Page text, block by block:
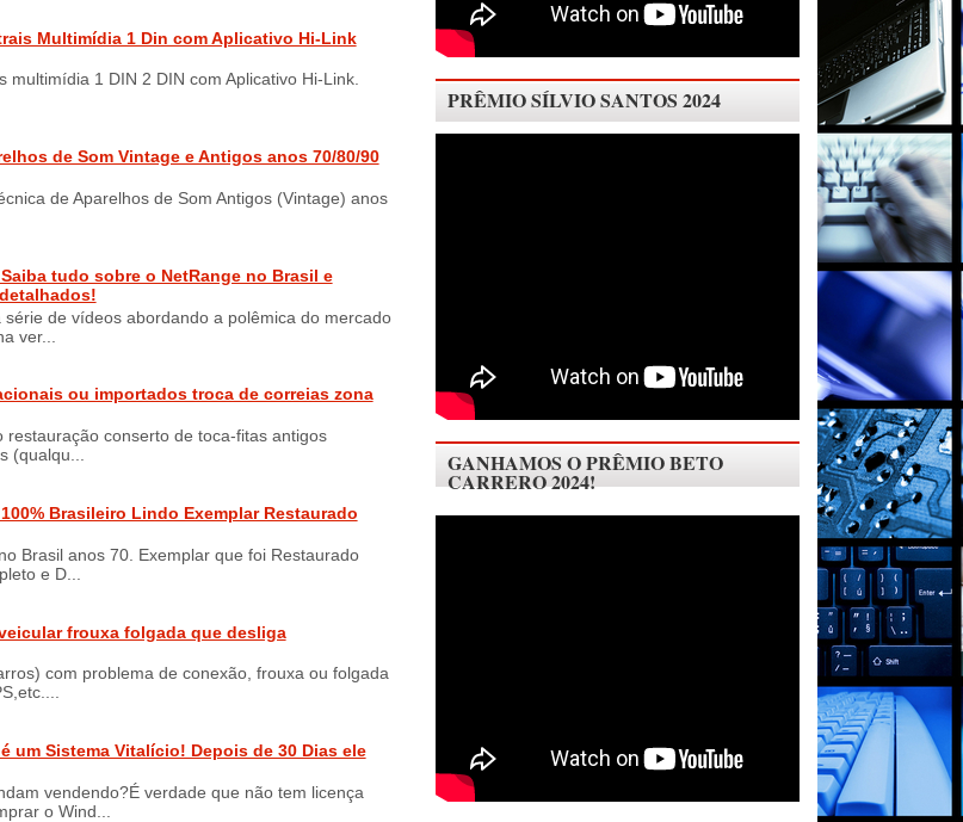
Multimídia 1 Din com Aplicativo Hi-Link
1 DIN 2 DIN com Aplicativo Hi-Link.
de Som Vintage e Antigos anos 70/80/90
de Aparelhos de Som Antigos (Vintage) anos
tudo sobre o NetRange no Brasil e
de vídeos abordando a polêmica do mercado
ver...
ou importados troca de correias zona
conserto de toca-fitas antigos
(qualqu...
Brasileiro Lindo Exemplar Restaurado
Brasil anos 70. Exemplar que foi Restaurado
e D...
frouxa folgada que desliga
com problema de conexão, frouxa ou folgada
um Sistema Vitalício! Depois de 30 Dias ele
vendendo?É verdade que não tem licença
o Wind...
PRÊMIO SÍLVIO SANTOS 2024
GANHAMOS O PRÊMIO BETO
CARRERO 2024!